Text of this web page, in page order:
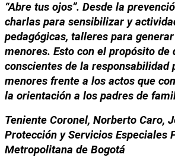
“Abre tus ojos”. Desde la
charlas para sensibilizar y
pedagógicas, talleres para
menores. Esto con el propósito de
conscientes de la responsabilidad
menores frente a los actos que
la orientación a los padres de
Teniente Coronel, Norberto Caro,
Protección y Servicios Especiales
Metropolitana de Bogotá